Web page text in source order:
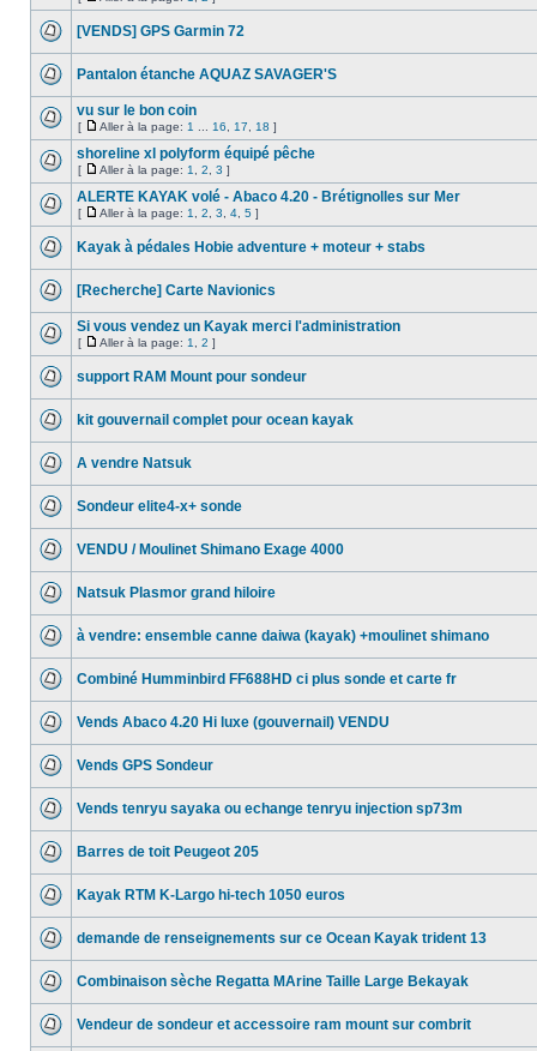
[VENDS] GPS Garmin 72
Pantalon étanche AQUAZ SAVAGER'S
vu sur le bon coin
[ Aller à la page: 1 16 17 18 ]
shoreline xl polyform équipé pêche
[ Aller à la page: 1 2 3 ]
ALERTE KAYAK volé - Abaco 4.20 - Brétignolles sur Mer
[ Aller à la page: 1 2 3 4 5 ]
Kayak à pédales Hobie adventure + moteur + stabs
[Recherche] Carte Navionics
Si vous vendez un Kayak merci l'administration
[ Aller à la page: 1 2 ]
support RAM Mount pour sondeur
kit gouvernail complet pour ocean kayak
A vendre Natsuk
Sondeur elite4-x+ sonde
VENDU / Moulinet Shimano Exage 4000
Natsuk Plasmor grand hiloire
à vendre: ensemble canne daiwa (kayak) +moulinet shimano
Combiné Humminbird FF688HD ci plus sonde et carte fr
Vends Abaco 4.20 Hi luxe (gouvernail) VENDU
Vends GPS Sondeur
Vends tenryu sayaka ou echange tenryu injection sp73m
Barres de toit Peugeot 205
Kayak RTM K-Largo hi-tech 1050 euros
demande de renseignements sur ce Ocean Kayak trident 13
Combinaison sèche Regatta MArine Taille Large Bekayak
Vendeur de sondeur et accessoire ram mount sur combrit